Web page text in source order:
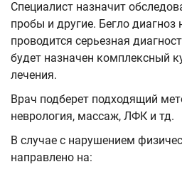
Специалист назначит
пробы и другие. Бегло диагноз
проводится серьезная
будет назначен комплексный
лечения.
Врач подберет подходящий
неврология, массаж, ЛФК и тд.
В случае с нарушением
направлено на: